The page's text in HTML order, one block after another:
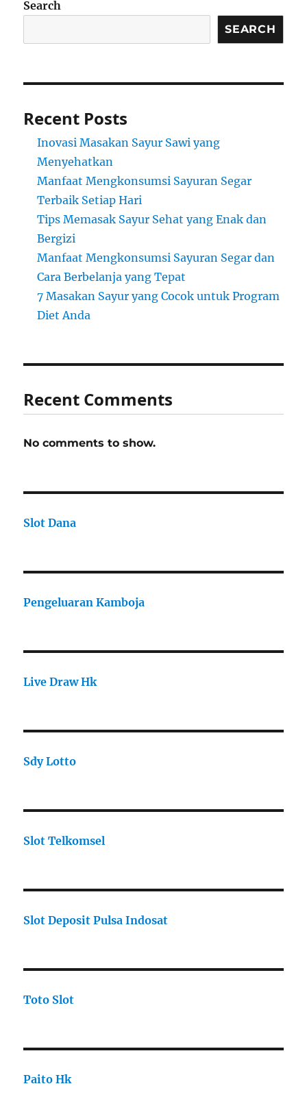
Search
SEARCH
Recent Posts
Inovasi Masakan Sayur Sawi yang
Menyehatkan
Manfaat Mengkonsumsi Sayuran Segar
Terbaik Setiap Hari
Tips Memasak Sayur Sehat yang Enak dan
Bergizi
Manfaat Mengkonsumsi Sayuran Segar dan
Cara Berbelanja yang Tepat
7 Masakan Sayur yang Cocok untuk Program
Diet Anda
Recent Comments
No comments to show.
Slot Dana
Pengeluaran Kamboja
Live Draw Hk
Sdy Lotto
Slot Telkomsel
Slot Deposit Pulsa Indosat
Toto Slot
Paito Hk